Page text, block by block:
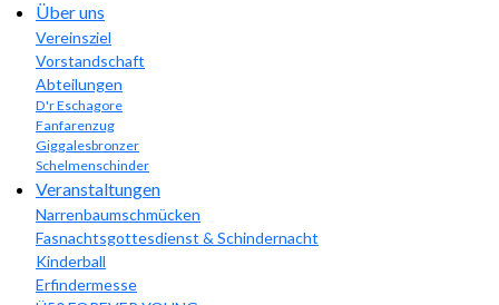
Über uns
Vereinsziel
Vorstandschaft
Abteilungen
D'r Eschagore
Fanfarenzug
Giggalesbronzer
Schelmenschinder
Veranstaltungen
Narrenbaumschmücken
Fasnachtsgottesdienst & Schindernacht
Kinderball
Erfindermesse